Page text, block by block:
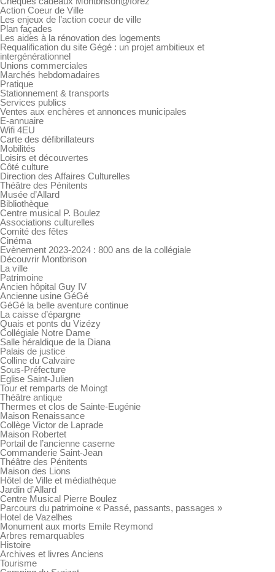
Action Coeur de Ville
Les enjeux de l’action coeur de ville
Plan façades
Les aides à la rénovation des logements
Requalification du site Gégé : un projet ambitieux et
intergénérationnel
Unions commerciales
Marchés hebdomadaires
Pratique
Stationnement & transports
Services publics
Ventes aux enchères et annonces municipales
E-annuaire
Wifi 4EU
Carte des défibrillateurs
Mobilités
Loisirs et découvertes
Côté culture
Direction des Affaires Culturelles
Théâtre des Pénitents
Musée d’Allard
Bibliothèque
Centre musical P. Boulez
Associations culturelles
Comité des fêtes
Cinéma
Evènement 2023-2024 : 800 ans de la collégiale
Découvrir Montbrison
La ville
Patrimoine
Ancien hôpital Guy IV
Ancienne usine GéGé
GéGé la belle aventure continue
La caisse d’épargne
Quais et ponts du Vizézy
Collégiale Notre Dame
Salle héraldique de la Diana
Palais de justice
Colline du Calvaire
Sous-Préfecture
Eglise Saint-Julien
Tour et remparts de Moingt
Théâtre antique
Thermes et clos de Sainte-Eugénie
Maison Renaissance
Collège Victor de Laprade
Maison Robertet
Portail de l’ancienne caserne
Commanderie Saint-Jean
Théâtre des Pénitents
Maison des Lions
Hôtel de Ville et médiathèque
Jardin d’Allard
Centre Musical Pierre Boulez
Parcours du patrimoine « Passé, passants, passages »
Hotel de Vazelhes
Monument aux morts Emile Reymond
Arbres remarquables
Histoire
Archives et livres Anciens
Tourisme